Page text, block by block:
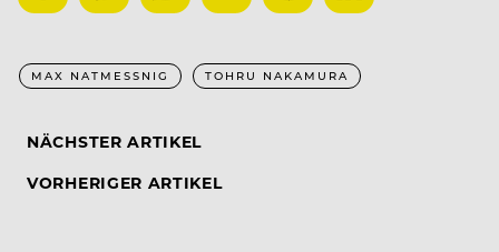
MAX NATMESSNIG TOHRU NAKAMURA
NÄCHSTER ARTIKEL
VORHERIGER ARTIKEL